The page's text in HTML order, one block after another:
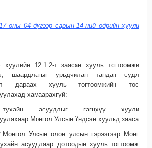
оны 04 дүгээр сарын 14-ний өдрийн хуулиар
хуулийн 12.1.2-т заасан хууль тогтоомжийн
шаардлагыг урьдчилан тандан судлах
дараах хууль тогтоомжийн төсөл
хамаарахгүй:
асуудлыг гагцхүү хуулиар
Монгол Улсын Үндсэн хуульд заасан;
Улсын олон улсын гэрээгээр Монгол
асуудлаар дотоодын хууль тогтоомжид